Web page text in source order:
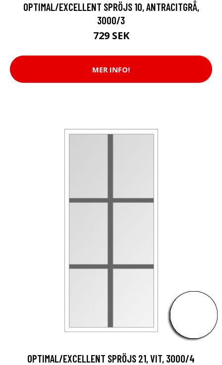
OPTIMAL/EXCELLENT SPRÖJS 10, ANTRACITGRÅ,
3000/3
729 SEK
MER INFO!
OPTIMAL/EXCELLENT SPRÖJS 21, VIT, 3000/4